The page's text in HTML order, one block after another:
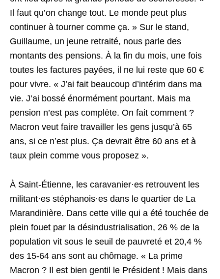
Il faut qu’on change tout. Le monde peut plus
continuer à tourner comme ça. » Sur le stand,
Guillaume, un jeune retraité, nous parle des
montants des pensions. À la fin du mois, une fois
toutes les factures payées, il ne lui reste que 60 €
pour vivre. « J’ai fait beaucoup d’intérim dans ma
vie. J’ai bossé énormément pourtant. Mais ma
pension n’est pas complète. On fait comment ?
Macron veut faire travailler les gens jusqu’à 65
ans, si ce n’est plus. Ça devrait être 60 ans et à
taux plein comme vous proposez ».
À Saint-Étienne, les caravanier·es retrouvent les
militant·es stéphanois·es dans le quartier de La
Marandinière. Dans cette ville qui a été touchée de
plein fouet par la désindustrialisation, 26 % de la
population vit sous le seuil de pauvreté et 20,4 %
des 15-64 ans sont au chômage. « La prime
Macron ? Il est bien gentil le Président ! Mais dans